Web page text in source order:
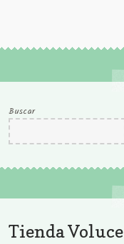
Buscar
Tienda Voluce